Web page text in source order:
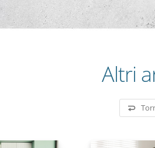
Altri